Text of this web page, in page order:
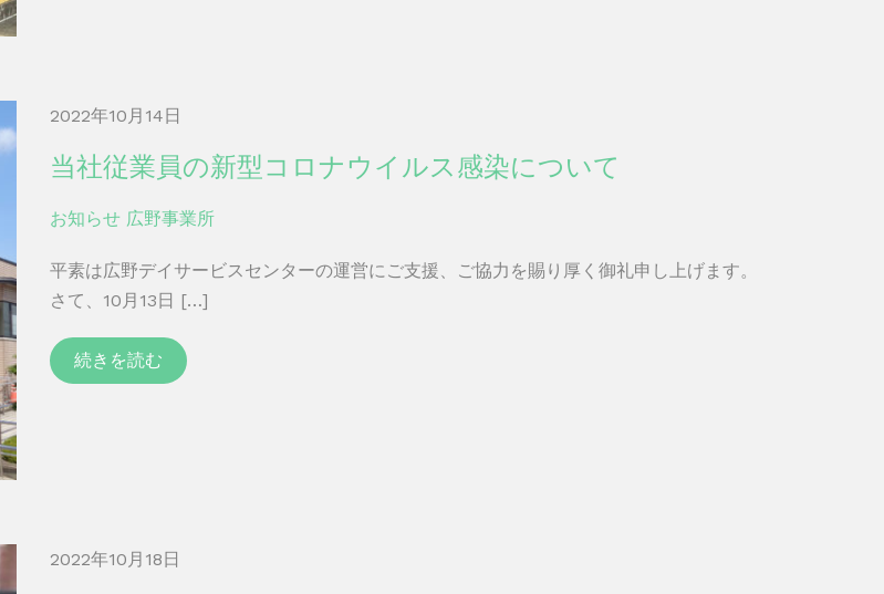
2022年10月14日
当社従業員の新型コロナウイルス感染について
お知らせ 広野事業所
平素は広野デイサービスセンターの運営にご支援、ご協力を賜り厚く御礼申し上げます。
さて、10月13日 […]
続きを読む
2022年10月18日